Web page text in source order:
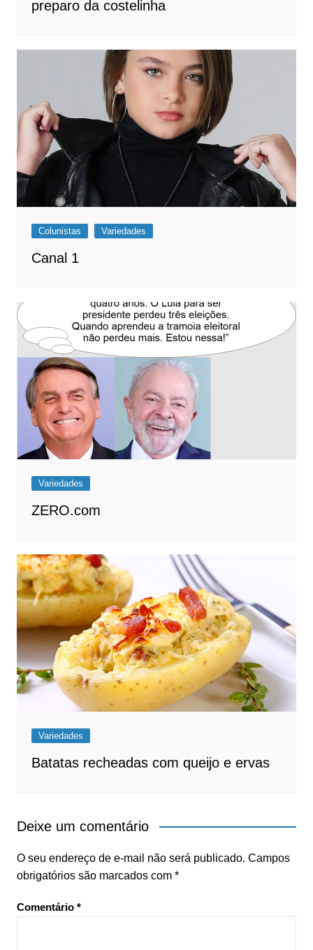
preparo da costelinha
Colunistas Variedades
Canal 1
Variedades
ZERO.com
Variedades
Batatas recheadas com queijo e ervas
Deixe um comentário
O seu endereço de e-mail não será publicado. Campos
obrigatórios são marcados com *
Comentário *